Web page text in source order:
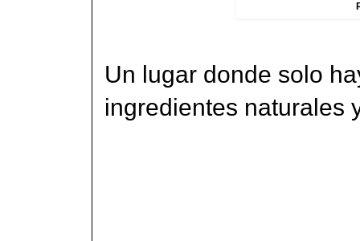
Un lugar donde solo
ingredientes naturales